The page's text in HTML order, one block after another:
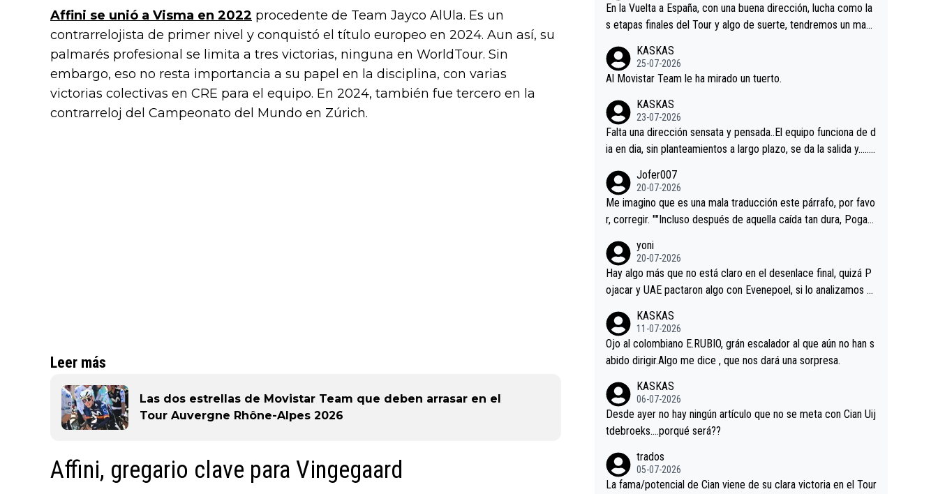
Affini se unió a Visma en 2022 procedente de Team Jayco AlUla. Es un
contrarrelojista de primer nivel y conquistó el título europeo en 2024. Aun así, su
palmarés profesional se limita a tres victorias, ninguna en WorldTour. Sin
embargo, eso no resta importancia a su papel en la disciplina, con varias
victorias colectivas en CRE para el equipo. En 2024, también fue tercero en la
contrarreloj del Campeonato del Mundo en Zúrich.
Leer más
Las dos estrellas de Movistar Team que deben arrasar en el
Tour Auvergne Rhône-Alpes 2026
Affini, gregario clave para Vingegaard
En la Vuelta a España, con una buena dirección, lucha como la
s etapas finales del Tour y algo de suerte, tendremos un magn
KASKAS
25-07-2026
Al Movistar Team le ha mirado un tuerto.
KASKAS
23-07-2026
Falta una dirección sensata y pensada..El equipo funciona de d
ia en dia, sin planteamientos a largo plazo, se da la salida y…..v
a, Minguez, Velez etc etc.Me da pena vivir estos momentos t
an tristes sin victorias.
Jofer007
20-07-2026
Me imagino que es una mala traducción este párrafo, por favo
r, corregir. ""Incluso después de aquella caída tan dura, Pogac
rd permaneció pegado a su rueda. Parecía increíble la forma
en la que era capaz de controlar el miedo", recordó."
yoni
20-07-2026
Hay algo más que no está claro en el desenlace final, quizá P
ojacar y UAE pactaron algo con Evenepoel, si lo analizamos P
casi sin pedalear, luego está el saludo con Evenepoel dándose
la mano de una manera muy fraternal, más allá de los típicos t
oques en el hombro con que saludaba a Vingegard. Ahí hubo u
o aprieta, a ver si por querer poner a Del Toro con calzador e
n posición de podio UAE y Pojacar se van complicar el tour.
KASKAS
11-07-2026
Ojo al colombiano E.RUBIO, grán escalador al que aún no han s
abido dirigir.Algo me dice , que nos dará una sorpresa.
KASKAS
06-07-2026
Desde ayer no hay ningún artículo que no se meta con Cian Uij
tdebroeks….porqué será??
trados
05-07-2026
La fama/potencial de Cian viene de su clara victoria en el Tour